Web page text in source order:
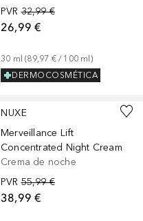
PVR 32,99 €
26,99 €
30 ml (89,97 € / 100 ml )
DERMOCOSMÉTICA
NUXE
Merveillance Lift
Concentrated Night Cream
Crema de noche
PVR 55,99 €
38,99 €